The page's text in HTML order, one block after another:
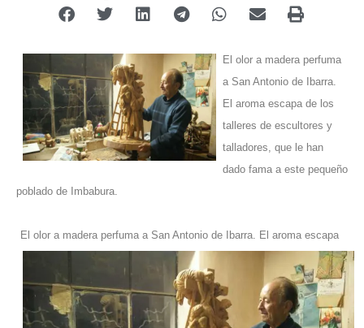
El olor a madera perfuma
a San Antonio de Ibarra.
El aroma escapa de los
talleres de escultores y
talladores, que le han
dado fama a este pequeño
poblado de Imbabura.
El olor a madera perfuma a San Antonio de Ibarra. El aroma escapa